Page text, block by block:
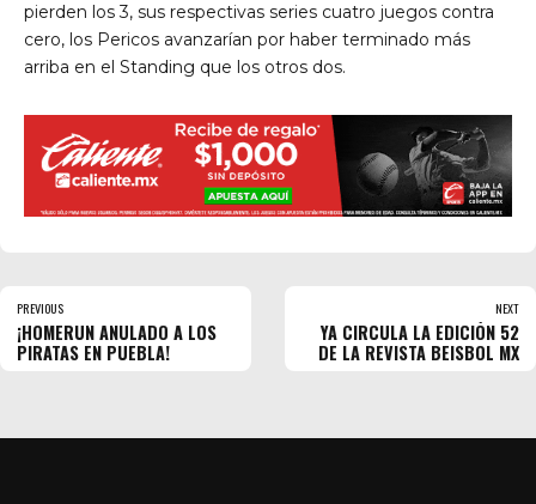
pierden los 3, sus respectivas series cuatro juegos contra
cero, los Pericos avanzarían por haber terminado más
arriba en el Standing que los otros dos.
PREVIOUS
¡HOMERUN ANULADO A LOS
PIRATAS EN PUEBLA!
NEXT
YA CIRCULA LA EDICIÓN 52
DE LA REVISTA BEISBOL MX